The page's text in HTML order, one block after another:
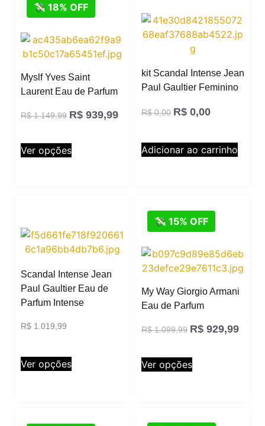
💸 18% OFF
Myslf Yves Saint
Laurent Eau de Parfum
R$1.149,99 R$ 939,99
Ver opções
kit Scandal Intense Jean
Paul Gaultier Feminino
R$0,00 R$ 0,00
Adicionar ao carrinho
Scandal Intense Jean
Paul Gaultier Eau de
Parfum Intense
R$ 1.019,99
Ver opções
💸 15% OFF
My Way Giorgio Armani
Eau de Parfum
R$1.099,99 R$ 929,99
Ver opções